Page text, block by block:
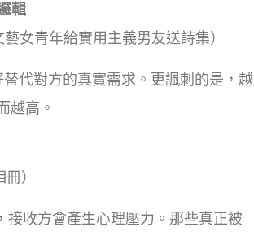
輯
女青年給實用主義男友送詩集）
代對方的真實需求。更諷刺的是，越
越高。
）
接收方會產生心理壓力。那些真正被